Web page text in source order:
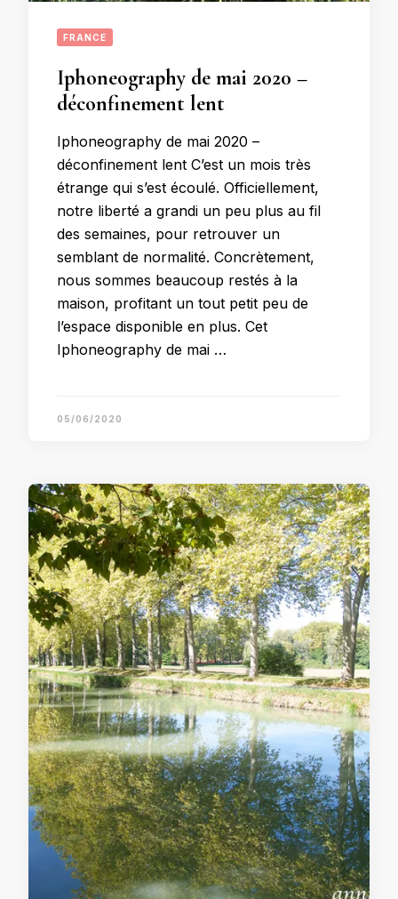
FRANCE
Iphoneography de mai 2020 –
déconfinement lent
Iphoneography de mai 2020 –
déconfinement lent C’est un mois très
étrange qui s’est écoulé. Officiellement,
notre liberté a grandi un peu plus au fil
des semaines, pour retrouver un
semblant de normalité. Concrètement,
nous sommes beaucoup restés à la
maison, profitant un tout petit peu de
l’espace disponible en plus. Cet
Iphoneography de mai …
05/06/2020